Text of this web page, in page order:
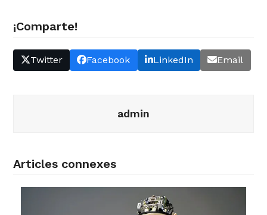
¡Comparte!
Twitter Facebook LinkedIn Email
admin
Articles connexes